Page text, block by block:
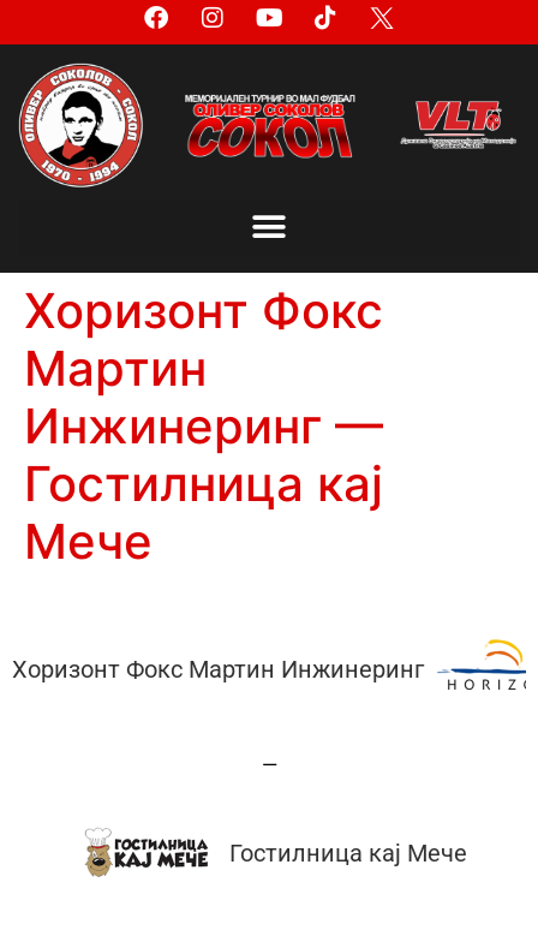
Хоризонт Фокс
Мартин
Инжинеринг —
Гостилница кај
Мече
Хоризонт Фокс Мартин Инжинеринг
—
Гостилница кај Мече